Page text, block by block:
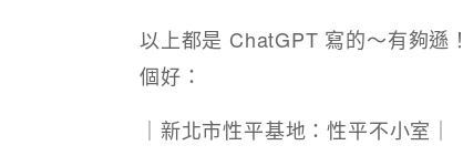
以上都是 ChatGPT 寫的～有夠遜
個好：
｜新北市性平基地：性平不小室｜